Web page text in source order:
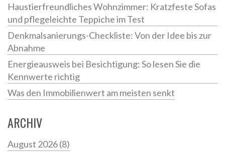
Haustierfreundliches Wohnzimmer: Kratzfeste Sofas
und pflegeleichte Teppiche im Test
Denkmalsanierungs-Checkliste: Von der Idee bis zur
Abnahme
Energieausweis bei Besichtigung: So lesen Sie die
Kennwerte richtig
Was den Immobilienwert am meisten senkt
ARCHIV
August 2026(8)